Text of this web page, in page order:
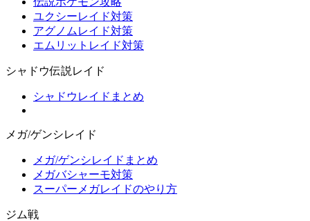
ユクシーレイド対策
アグノムレイド対策
エムリットレイド対策
シャドウ伝説レイド
シャドウレイドまとめ
メガ/ゲンシレイド
メガ/ゲンシレイドまとめ
メガバシャーモ対策
スーパーメガレイドのやり方
ジム戦